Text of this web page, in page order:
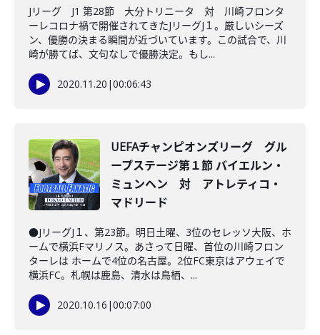
Jリーグ J1 第28節 大分トリニータ 対 川崎フロンタ
ーレコロナ禍で開催されてきたJリーグJ１。厳しいシーズ
ン、優勝の決まる瞬間が近づいています。この試合で、川
崎が勝てば、文句なしで優勝決定。もし...
2020.11.20 |00:06:43
UEFAチャンピオンズリーグ グル
ープステージ第１節 バイエルン・
ミュンヘン 対 アトレティコ・
マドリード
●JリーグJ１、第23節。明日土曜、3位のセレッソ大阪、ホ
ームで横浜Fマリノス。あさって日曜、首位の川崎フロン
ターレは ホームで4位の名古屋。2位FC東京はアウェイで
横浜FC。札幌は鹿島、清水は鳥栖、...
2020.10.16 |00:07:00